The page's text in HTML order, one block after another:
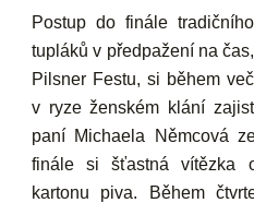
Postup do finále tradičního
tupláků v předpažení na
Pilsner Festu, si během
v ryze ženském klání
paní Michaela Němcová
finále si šťastná vítězka
kartonu piva. Během